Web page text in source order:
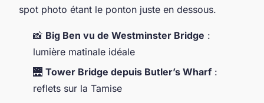
spot photo étant le ponton juste en dessous.
📸 Big Ben vu de Westminster Bridge :
lumière matinale idéale
🌉 Tower Bridge depuis Butler’s Wharf :
reflets sur la Tamise